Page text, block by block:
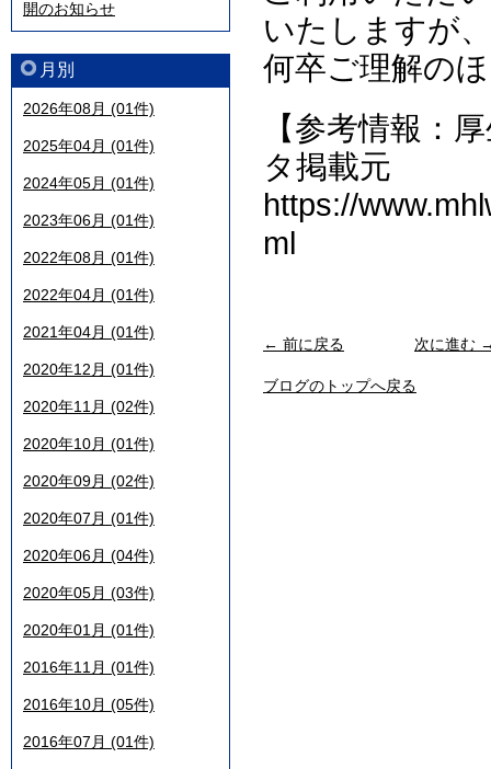
開のお知らせ
月別
2026年08月 (01件)
2025年04月 (01件)
2024年05月 (01件)
2023年06月 (01件)
2022年08月 (01件)
2022年04月 (01件)
2021年04月 (01件)
2020年12月 (01件)
2020年11月 (02件)
2020年10月 (01件)
2020年09月 (02件)
2020年07月 (01件)
2020年06月 (04件)
2020年05月 (03件)
2020年01月 (01件)
2016年11月 (01件)
2016年10月 (05件)
2016年07月 (01件)
いたしますが、
何卒ご理解の
【参考情報：
タ掲載元
https://
ml
← 前に戻る 次に進む
ブログのトップへ戻る